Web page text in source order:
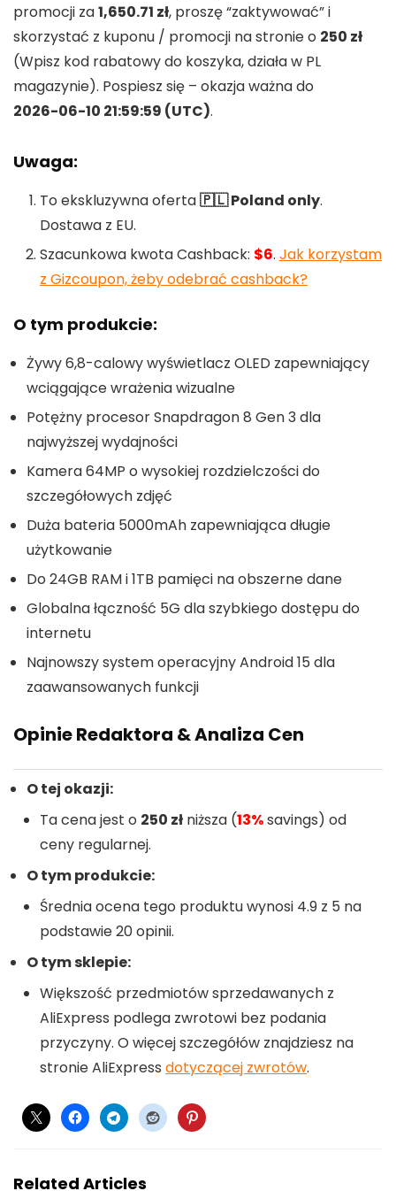
promocji za1,650.71 zł, proszę “zaktywować” i
skorzystać z kuponu / promocji na stronie o 250 zł
(Wpisz kod rabatowy do koszyka, działa w PL
magazynie). Pospiesz się – okazja ważna do
2026-06-10 21:59:59 (UTC).
Uwaga:
To ekskluzywna oferta🇵🇱 Poland only.
Dostawa z EU.
Szacunkowa kwota Cashback: $6. Jak korzystam
z Gizcoupon, żeby odebrać cashback?
O tym produkcie:
Żywy 6,8-calowy wyświetlacz OLED zapewniający
wciągające wrażenia wizualne
Potężny procesor Snapdragon 8 Gen 3 dla
najwyższej wydajności
Kamera 64MP o wysokiej rozdzielczości do
szczegółowych zdjęć
Duża bateria 5000mAh zapewniająca długie
użytkowanie
Do 24GB RAM i 1TB pamięci na obszerne dane
Globalna łączność 5G dla szybkiego dostępu do
internetu
Najnowszy system operacyjny Android 15 dla
zaawansowanych funkcji
Opinie Redaktora & Analiza Cen
O tej okazji:
Ta cena jest o 250 zł niższa (13%savings) od
ceny regularnej.
O tym produkcie:
Średnia ocena tego produktu wynosi 4.9 z 5 na
podstawie 20 opinii.
O tym sklepie:
Większość przedmiotów sprzedawanych z
AliExpress podlega zwrotowi bez podania
przyczyny. O więcej szczegółów znajdziesz na
stronie AliExpress dotyczącej zwrotów.
Related Articles